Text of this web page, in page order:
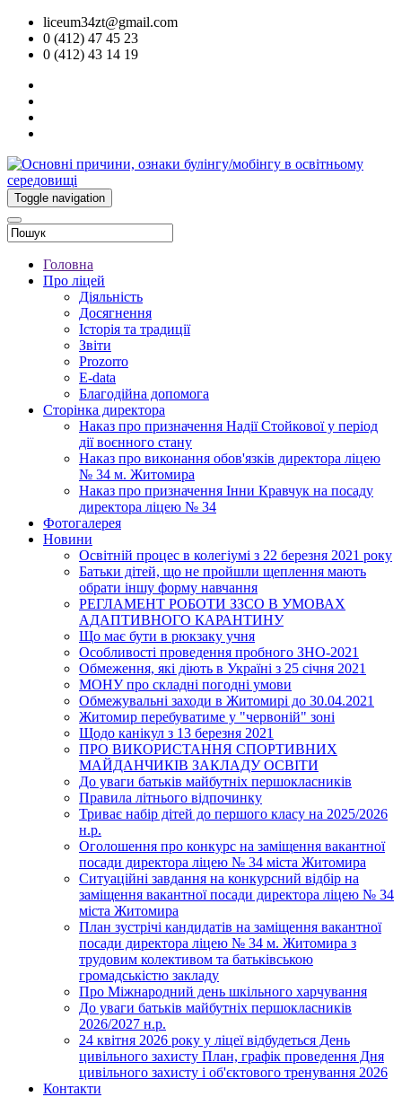
liceum34zt@gmail.com
0 (412) 47 45 23
0 (412) 43 14 19
Toggle navigation
Головна
Про ліцей
Діяльність
Досягнення
Історія та традиції
Звіти
Prozorro
E-data
Благодійна допомога
Сторінка директора
Наказ про призначення Надії Стойкової у період
дії воєнного стану
Наказ про виконання обов'язків директора ліцею
№ 34 м. Житомира
Наказ про призначення Інни Кравчук на посаду
директора ліцею № 34
Фотогалерея
Новини
Освітній процес в колегіумі з 22 березня 2021 року
Батьки дітей, що не пройшли щеплення мають
обрати іншу форму навчання
РЕГЛАМЕНТ РОБОТИ ЗЗСО В УМОВАХ
АДАПТИВНОГО КАРАНТИНУ
Що має бути в рюкзаку учня
Особливості проведення пробного ЗНО-2021
Обмеження, які діють в Україні з 25 січня 2021
МОНУ про складні погодні умови
Обмежувальні заходи в Житомирі до 30.04.2021
Житомир перебуватиме у "червоній" зоні
Щодо канікул з 13 березня 2021
ПРО ВИКОРИСТАННЯ СПОРТИВНИХ
МАЙДАНЧИКІВ ЗАКЛАДУ ОСВІТИ
До уваги батьків майбутніх першокласників
Правила літнього відпочинку
Триває набір дітей до першого класу на 2025/2026
н.р.
Оголошення про конкурс на заміщення вакантної
посади директора ліцею № 34 міста Житомира
Ситуаційні завдання на конкурсний відбір на
заміщення вакантної посади директора ліцею № 34
міста Житомира
План зустрічі кандидатів на заміщення вакантної
посади директора ліцею № 34 м. Житомира з
трудовим колективом та батьківською
громадськістю закладу
Про Міжнародний день шкільного харчування
До уваги батьків майбутніх першокласників
2026/2027 н.р.
24 квітня 2026 року у ліцеї відбудеться День
цивільного захисту План, графік проведення Дня
цивільного захисту і об'єктового тренування 2026
Контакти